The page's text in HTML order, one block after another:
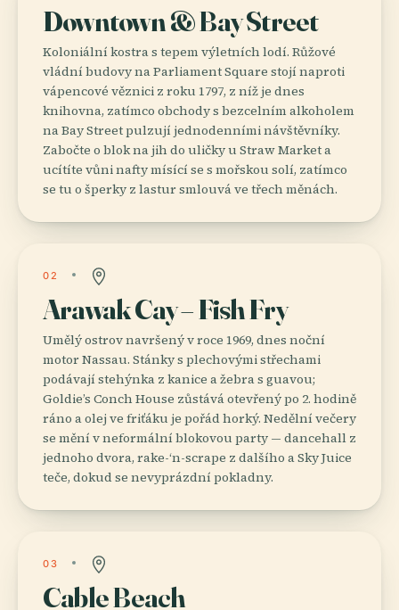
Downtown & Bay Street
Koloniální kostra s tepem výletních lodí. Růžové
vládní budovy na Parliament Square stojí naproti
vápencové věznici z roku 1797, z níž je dnes
knihovna, zatímco obchody s bezcelním alkoholem
na Bay Street pulzují jednodenními návštěvníky.
Zabočte o blok na jih do uličky u Straw Market a
ucítíte vůni nafty mísící se s mořskou solí, zatímco
se tu o šperky z lastur smlouvá ve třech měnách.
02
Arawak Cay – Fish Fry
Umělý ostrov navršený v roce 1969, dnes noční
motor Nassau. Stánky s plechovými střechami
podávají stehýnka z kanice a žebra s guavou;
Goldie’s Conch House zůstává otevřený po 2. hodině
ráno a olej ve friťáku je pořád horký. Nedělní večery
se mění v neformální blokovou party — dancehall z
jednoho dvora, rake-‘n-scrape z dalšího a Sky Juice
teče, dokud se nevyprázdní pokladny.
03
Cable Beach